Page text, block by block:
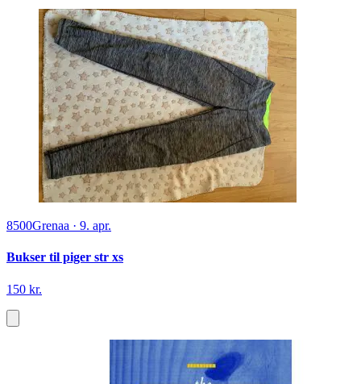
8500Grenaa · 9. apr.
Bukser til piger str xs
150 kr.